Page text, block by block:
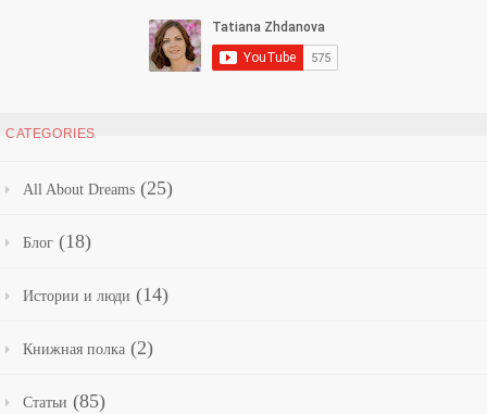
CATEGORIES
All About Dreams (25)
Блог (18)
Истории и люди (14)
Книжная полка (2)
Статьи (85)